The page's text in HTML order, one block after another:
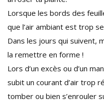
Lorsque les bords des
que l’air ambiant est trop
Dans les jours qui suivent,
la remettre en forme !
Lors d’un excès ou d’un
subit un courant d’air trop
tomber ou bien s’enrouler